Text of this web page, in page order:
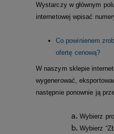
Wystarczy w głównym
internetowej wpisać
Co powinienem
ofertę cenową?
W naszym sklepie
wygenerować,
następnie ponownie ją
Wybierz
Wybierz